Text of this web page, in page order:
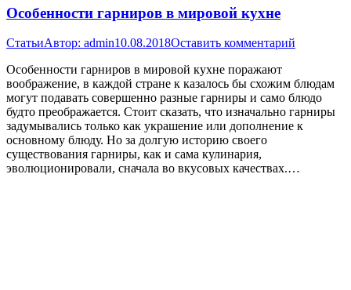
Особенности гарниров в мировой кухне
СтатьиАвтор: admin10.08.2018Оставить комментарий
Особенности гарниров в мировой кухне поражают
воображение, в каждой стране к казалось бы схожим блюдам
могут подавать совершенно разные гарниры и само блюдо
будто преображается. Стоит сказать, что изначально гарниры
задумывались только как украшение или дополнение к
основному блюду. Но за долгую историю своего
существования гарниры, как и сама кулинария,
эволюционировали, сначала во вкусовых качествах.…